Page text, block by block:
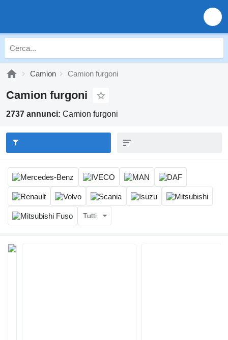
Camion Camion furgoni
Camion furgoni
2737 annunci: Camion furgoni
Tutti